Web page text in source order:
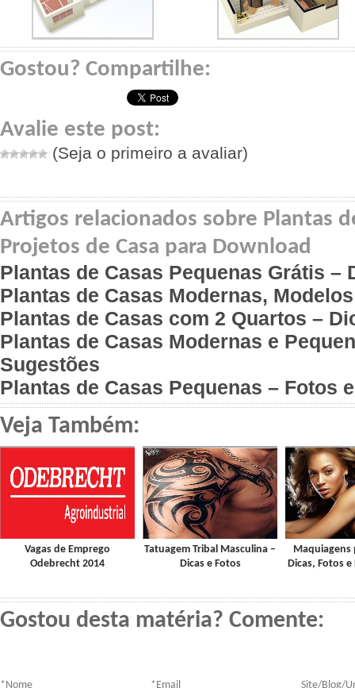
Gostou? Compartilhe:
Avalie este post:
(Seja o primeiro a avaliar)
Artigos relacionados sobre Plantas
Projetos de Casa para Download
Plantas de Casas Pequenas Grátis –
Plantas de Casas Modernas,
Plantas de Casas com 2 Quartos –
Plantas de Casas Modernas e
Sugestões
Plantas de Casas Pequenas – Fotos
Veja Também:
Vagas de Emprego
Odebrecht 2014
Tatuagem Tribal Masculina –
Dicas e Fotos
Maquiagens
Dicas, Fotos e
Gostou desta matéria? Comente:
* Nome * Email Site/Blog/